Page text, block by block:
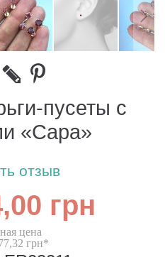
пусеты с
«Сара»
отзыв
грн
цена
грн*